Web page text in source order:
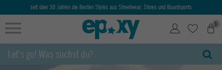
seit über 30 Jahren die Besten Styles aus Streetwear, Shoes und Boardsports
0